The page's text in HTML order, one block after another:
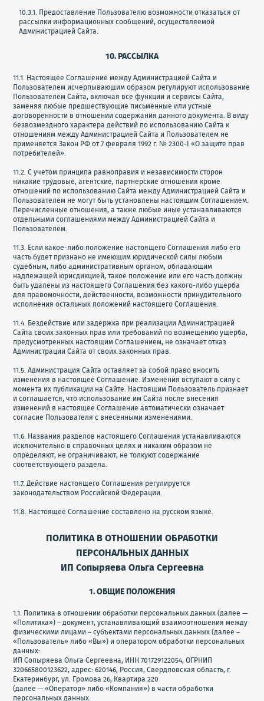
10.3.1. Предоставление Пользователю возможности отказаться от
рассылки информационных сообщений, осуществляемой
Администрацией Сайта.
10. РАССЫЛКА
11.1. Настоящее Соглашение между Администрацией Сайта и
Пользователем исчерпывающим образом регулируют использование
Пользователем Сайта, включая все функции и сервисы Сайта,
заменяя любые предшествующие письменные или устные
договоренности в отношении содержания данного документа. В виду
безвозмездного характера действий по использованию Сайта к
отношениям между Администрацией Сайта и Пользователем не
применяется Закон РФ от 7 февраля 1992 г. № 2300-I «О защите прав
потребителей».
11.2. С учетом принципа равноправия и независимости сторон
никакие трудовые, агентские, партнерские отношения кроме
отношений по использованию Сайта между Администрацией Сайта и
Пользователем не могут быть установлены настоящим Соглашением.
Перечисленные отношения, а также любые иные устанавливаются
отдельными соглашениями между Администрацией Сайта и
Пользователем.
11.3. Если какое-либо положение настоящего Соглашения либо его
часть будет признано не имеющим юридической силы любым
судебным, либо административным органом, обладающим
надлежащей юрисдикцией, такое положение или его часть должны
быть удалены из настоящего Соглашения без какого-либо ущерба
для правомочности, действенности, возможности принудительного
исполнения остальных положений настоящего Соглашения.
11.4. Бездействие или задержка при реализации Администрацией
Сайта своих законных прав или требований по возмещению ущерба,
предусмотренных настоящим Соглашением, не означает отказ
Администрации Сайта от своих законных прав.
11.5. Администрация Сайта оставляет за собой право вносить
изменения в настоящее Соглашение. Изменения вступают в силу с
момента их публикации на Сайте. Настоящим Пользователь признает
и соглашается, что использование им Сайта после внесения
изменений в настоящее Соглашение автоматически означает
согласие Пользователя с внесенными изменениями.
11.6. Названия разделов настоящего Соглашения устанавливаются
исключительно в справочных целях и никаким образом не
определяют, не ограничивают, не толкуют содержание
соответствующего раздела.
11.7. Действие настоящего Соглашения регулируется
законодательством Российской Федерации.
11.8. Настоящее Соглашение составлено на русском языке.
ПОЛИТИКА В ОТНОШЕНИИ ОБРАБОТКИ
ПЕРСОНАЛЬНЫХ ДАННЫХ
ИП Сопыряева Ольга Сергеевна
1. ОБЩИЕ ПОЛОЖЕНИЯ
1.1. Политика в отношении обработки персональных данных (далее —
«Политика») – документ, устанавливающий взаимоотношения между
физическими лицами – субъектами персональных данных (далее –
«Пользователь» либо «Вы») и оператором обработки персональных
данных:
ИП Сопыряева Ольга Сергеевна, ИНН 701729122054, ОГРНИП
320665800123622, адрес: 620146, Россия, Свердловская область, г.
Екатеринбург, ул. Громова 26, Квартира 220
(далее — «Оператор» либо «Компания») в части обработки
персональных данных.